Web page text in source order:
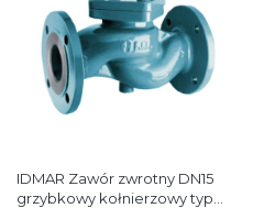
IDMAR Zawór zwrotny DN15
grzybkowy kołnierzowy typ